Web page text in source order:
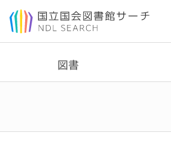
本文へ移動
図書